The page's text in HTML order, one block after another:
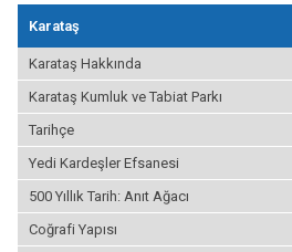
Karataş
Karataş Hakkında
Karataş Kumluk ve Tabiat Parkı
Tarihçe
Yedi Kardeşler Efsanesi
500 Yıllık Tarih: Anıt Ağacı
Coğrafi Yapısı